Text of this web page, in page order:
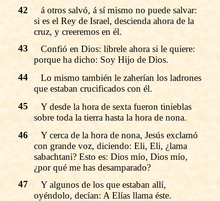
42
á otros salvó, á sí mismo no puede salvar:
si es el Rey de Israel, descienda ahora de la
cruz, y creeremos en él.
43
Confió en Dios: líbrele ahora si le quiere:
porque ha dicho: Soy Hijo de Dios.
44
Lo mismo también le zaherían los ladrones
que estaban crucificados con él.
45
Y desde la hora de sexta fueron tinieblas
sobre toda la tierra hasta la hora de nona.
46
Y cerca de la hora de nona, Jesús exclamó
con grande voz, diciendo: Eli, Eli, ¿lama
sabachtani? Esto es: Dios mío, Dios mío,
¿por qué me has desamparado?
47
Y algunos de los que estaban allí,
oyéndolo, decían: A Elías llama éste.